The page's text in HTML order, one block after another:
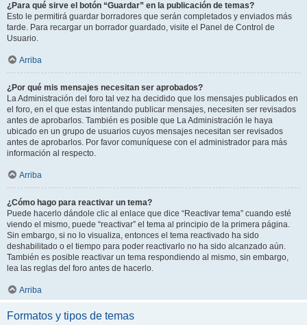
¿Para qué sirve el botón “Guardar” en la publicación de temas?
Esto le permitirá guardar borradores que serán completados y enviados más
tarde. Para recargar un borrador guardado, visite el Panel de Control de
Usuario.
Arriba
¿Por qué mis mensajes necesitan ser aprobados?
La Administración del foro tal vez ha decidido que los mensajes publicados en
el foro, en el que estas intentando publicar mensajes, necesiten ser revisados
antes de aprobarlos. También es posible que La Administración le haya
ubicado en un grupo de usuarios cuyos mensajes necesitan ser revisados
antes de aprobarlos. Por favor comuníquese con el administrador para más
información al respecto.
Arriba
¿Cómo hago para reactivar un tema?
Puede hacerlo dándole clic al enlace que dice “Reactivar tema” cuando esté
viendo el mismo, puede “reactivar” el tema al principio de la primera página.
Sin embargo, si no lo visualiza, entonces el tema reactivado ha sido
deshabilitado o el tiempo para poder reactivarlo no ha sido alcanzado aún.
También es posible reactivar un tema respondiendo al mismo, sin embargo,
lea las reglas del foro antes de hacerlo.
Arriba
Formatos y tipos de temas